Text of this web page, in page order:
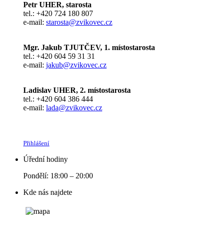
Petr UHER, starosta
tel.: +420 724 180 807
e-mail: starosta@zvikovec.cz
Mgr. Jakub TJUTČEV, 1. místostarosta
tel.: +420 604 59 31 31
e-mail: jakub@zvikovec.cz
Ladislav UHER, 2. místostarosta
tel.: +420 604 386 444
e-mail: lada@zvikovec.cz
Přihlášení
Úřední hodiny
Pondělí: 18:00 – 20:00
Kde nás najdete